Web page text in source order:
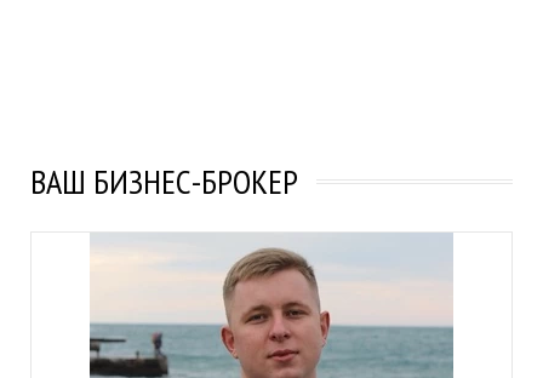
ВАШ БИЗНЕС-БРОКЕР